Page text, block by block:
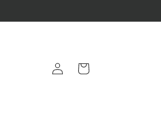
Iniciar
sesión
Carrito